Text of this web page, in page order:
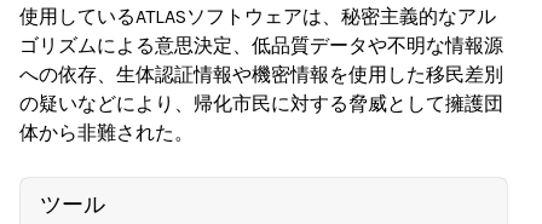
使用しているATLASソフトウェアは、秘密主義的なアル
ゴリズムによる意思決定、低品質データや不明な情報源
への依存、生体認証情報や機密情報を使用した移民差別
の疑いなどにより、帰化市民に対する脅威として擁護団
体から非難された。
ツール